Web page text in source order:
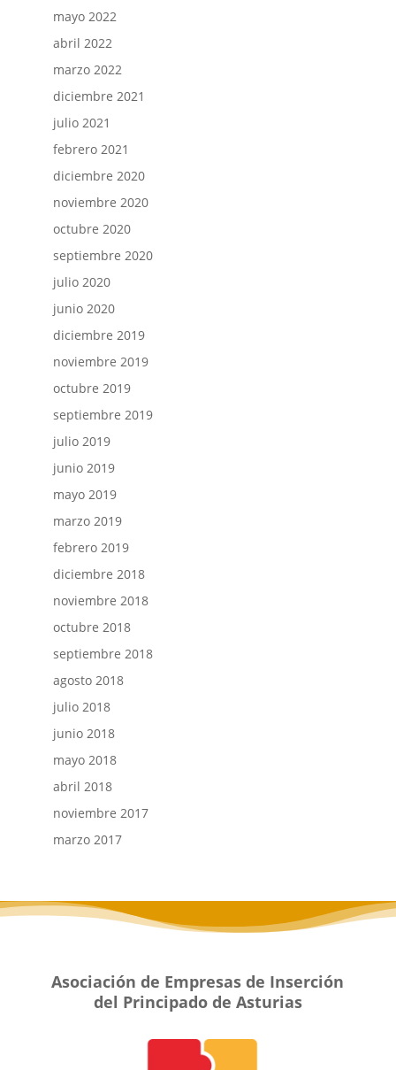
mayo 2022
abril 2022
marzo 2022
diciembre 2021
julio 2021
febrero 2021
diciembre 2020
noviembre 2020
octubre 2020
septiembre 2020
julio 2020
junio 2020
diciembre 2019
noviembre 2019
octubre 2019
septiembre 2019
julio 2019
junio 2019
mayo 2019
marzo 2019
febrero 2019
diciembre 2018
noviembre 2018
octubre 2018
septiembre 2018
agosto 2018
julio 2018
junio 2018
mayo 2018
abril 2018
noviembre 2017
marzo 2017
Asociación de Empresas de Inserción
del Principado de Asturias